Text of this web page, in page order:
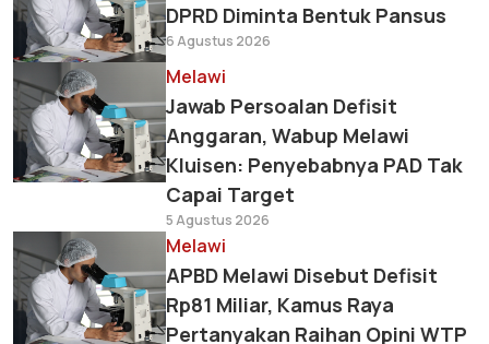
DPRD Diminta Bentuk Pansus
6 Agustus 2026
Melawi
Jawab Persoalan Defisit
Anggaran, Wabup Melawi
Kluisen: Penyebabnya PAD Tak
Capai Target
5 Agustus 2026
Melawi
APBD Melawi Disebut Defisit
Rp81 Miliar, Kamus Raya
Pertanyakan Raihan Opini WTP